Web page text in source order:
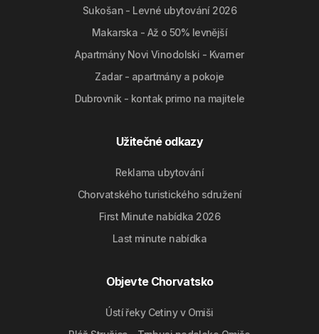
Sukošan - Levné ubytování 2026
Makarska - Až o 50% levnější
Apartmány Novi Vinodolski - Kvarner
Zadar - apartmány a pokoje
Dubrovnik - kontak primo na majitele
Užitečné odkazy
Reklama ubytování
Chorvatského turistického sdružení
First Minute nabídka 2026
Last minute nabídka
Objevte Chorvatsko
Ústí řeky Cetiny v Omiši